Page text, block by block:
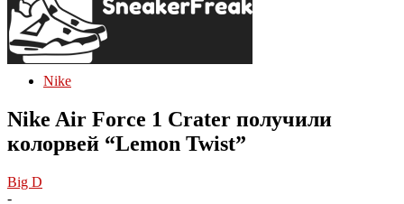
Nike
Nike Air Force 1 Crater получили
колорвей “Lemon Twist”
Big D
-